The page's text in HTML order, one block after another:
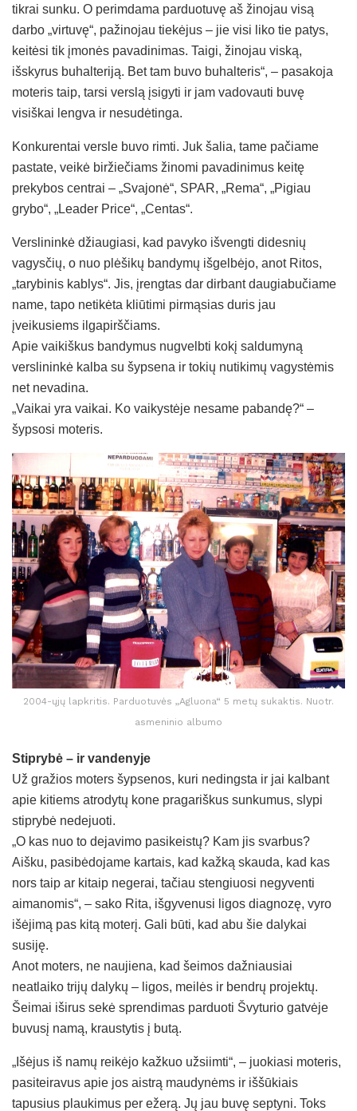
tikrai sunku. O perimdama parduotuvę aš žinojau visą
darbo „virtuvę“, pažinojau tiekėjus – jie visi liko tie patys,
keitėsi tik įmonės pavadinimas. Taigi, žinojau viską,
išskyrus buhalteriją. Bet tam buvo buhalteris“, – pasakoja
moteris taip, tarsi verslą įsigyti ir jam vadovauti buvę
visiškai lengva ir nesudėtinga.
Konkurentai versle buvo rimti. Juk šalia, tame pačiame
pastate, veikė biržiečiams žinomi pavadinimus keitę
prekybos centrai – „Svajonė“, SPAR, „Rema“, „Pigiau
grybo“, „Leader Price“, „Centas“.
Verslininkė džiaugiasi, kad pavyko išvengti didesnių
vagysčių, o nuo plėšikų bandymų išgelbėjo, anot Ritos,
„tarybinis kablys“. Jis, įrengtas dar dirbant daugiabučiame
name, tapo netikėta kliūtimi pirmąsias duris jau
įveikusiems ilgapirščiams.
Apie vaikiškus bandymus nugvelbti kokį saldumyną
verslininkė kalba su šypsena ir tokių nutikimų vagystėmis
net nevadina.
„Vaikai yra vaikai. Ko vaikystėje nesame pabandę?“ –
šypsosi moteris.
2004-ųjų lapkritis. Parduotuvės „Agluona“ 5 metų sukaktis. Nuotr.
asmeninio albumo
Stiprybė – ir vandenyje
Už gražios moters šypsenos, kuri nedingsta ir jai kalbant
apie kitiems atrodytų kone pragariškus sunkumus, slypi
stiprybė nedejuoti.
„O kas nuo to dejavimo pasikeistų? Kam jis svarbus?
Aišku, pasibėdojame kartais, kad kažką skauda, kad kas
nors taip ar kitaip negerai, tačiau stengiuosi negyventi
aimanomis“, – sako Rita, išgyvenusi ligos diagnozę, vyro
išėjimą pas kitą moterį. Gali būti, kad abu šie dalykai
susiję.
Anot moters, ne naujiena, kad šeimos dažniausiai
neatlaiko trijų dalykų – ligos, meilės ir bendrų projektų.
Šeimai iširus sekė sprendimas parduoti Švyturio gatvėje
buvusį namą, kraustytis į butą.
„Išėjus iš namų reikėjo kažkuo užsiimti“, – juokiasi moteris,
pasiteiravus apie jos aistrą maudynėms ir iššūkiais
tapusius plaukimus per ežerą. Jų jau buvę septyni. Toks